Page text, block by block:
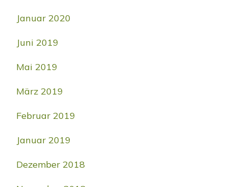
Januar 2020
Juni 2019
Mai 2019
März 2019
Februar 2019
Januar 2019
Dezember 2018